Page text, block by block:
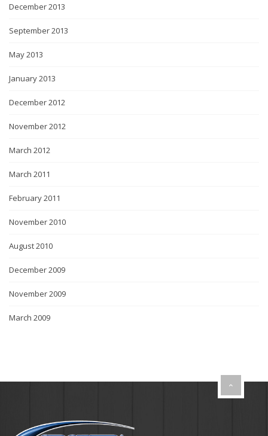
December 2013
September 2013
May 2013
January 2013
December 2012
November 2012
March 2012
March 2011
February 2011
November 2010
August 2010
December 2009
November 2009
March 2009